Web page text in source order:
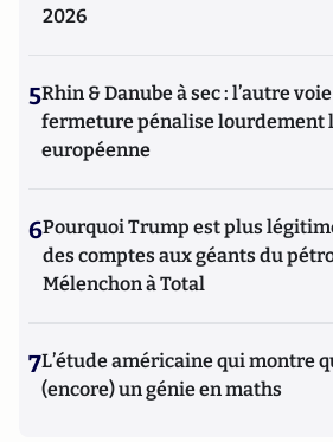
2026
5Rhin & Danube à sec : l’autre
fermeture pénalise lourdement
européenne
6Pourquoi Trump est plus
des comptes aux géants du
Mélenchon à Total
7L’étude américaine qui montre
(encore) un génie en maths